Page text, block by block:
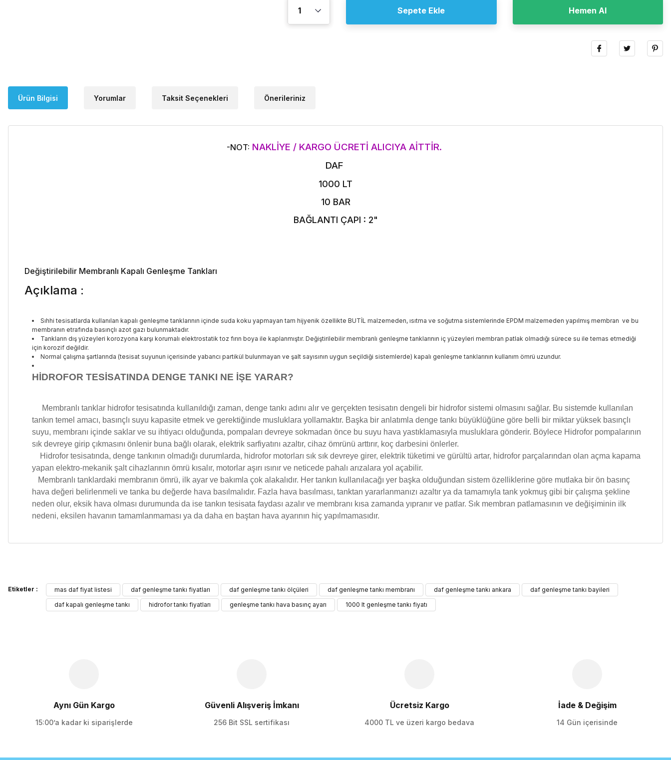
Sepete Ekle Hemen Al
Ürün Bilgisi Yorumlar Taksit Seçenekleri Önerileriniz
-NOT: NAKLİYE / KARGO ÜCRETİ ALICIYA AİTTİR.
DAF
1000 LT
10 BAR
BAĞLANTI ÇAPI : 2"
Değiştirilebilir Membranlı Kapalı Genleşme Tankları
Açıklama :
Sıhhi tesisatlarda kullanılan kapalı genleşme tanklarının içinde suda koku yapmayan tam hijyenik özellikte BUTİL malzemeden, ısıtma ve soğutma sistemlerinde EPDM malzemeden yapılmış membran ve bu
membranın etrafında basınçlı azot gazı bulunmaktadır.
Tankların dış yüzeyleri korozyona karşı korumalı elektrostatik toz fırın boya ile kaplanmıştır. Değiştirilebilir membranlı genleşme tanklarının iç yüzeyleri membran patlak olmadığı sürece su ile temas etmediği
için korozif değildir.
Normal çalışma şartlarında (tesisat suyunun içerisinde yabancı partikül bulunmayan ve şalt sayısının uygun seçildiği sistemlerde) kapalı genleşme tanklarının kullanım ömrü uzundur.
HİDROFOR TESİSATINDA DENGE TANKI NE İŞE YARAR?
Membranlı tanklar hidrofor tesisatında kullanıldığı zaman, denge tankı adını alır ve gerçekten tesisatın dengeli bir hidrofor sistemi olmasını sağlar. Bu sistemde kullanılan
tankın temel amacı, basınçlı suyu kapasite etmek ve gerektiğinde musluklara yollamaktır. Başka bir anlatımla denge tankı büyüklüğüne göre belli bir miktar yüksek basınçlı
suyu, membranı içinde saklar ve su ihtiyacı olduğunda, pompaları devreye sokmadan önce bu suyu hava yastıklamasıyla musluklara gönderir. Böylece Hidrofor pompalarının
sık devreye girip çıkmasını önlenir buna bağlı olarak, elektrik sarfiyatını azaltır, cihaz ömrünü arttırır, koç darbesini önlerler.
Hidrofor tesisatında, denge tankının olmadığı durumlarda, hidrofor motorları sık sık devreye girer, elektrik tüketimi ve gürültü artar, hidrofor parçalarından olan açma kapama
yapan elektro-mekanik şalt cihazlarının ömrü kısalır, motorlar aşırı ısınır ve neticede pahalı arızalara yol açabilir.
Membranlı tanklardaki membranın ömrü, ilk ayar ve bakımla çok alakalıdır. Her tankın kullanılacağı yer başka olduğundan sistem özelliklerine göre mutlaka bir ön basınç
hava değeri belirlenmeli ve tanka bu değerde hava basılmalıdır. Fazla hava basılması, tanktan yararlanmanızı azaltır ya da tamamıyla tank yokmuş gibi bir çalışma şekline
neden olur, eksik hava olması durumunda da ise tankın tesisata faydası azalır ve membranı kısa zamanda yıpranır ve patlar. Sık membran patlamasının ve değişiminin ilk
nedeni, eksilen havanın tamamlanmaması ya da daha en baştan hava ayarının hiç yapılmamasıdır.
Bu ürüne ilk yorumu siz yapın!
Görüş ve önerileriniz için teşekkür ederiz.
Etiketler : mas daf fiyat listesi daf genleşme tankı fiyatları daf genleşme tankı ölçüleri daf genleşme tankı membranı daf genleşme tankı ankara
daf genleşme tankı bayileri
daf kapalı genleşme tankı
hidrofor tankı fiyatları genleşme tankı hava basınç ayarı 1000 lt genleşme tankı fiyatı
Aynı Gün Kargo
15:00’a kadar ki siparişlerde
Güvenli Alışveriş İmkanı
256 Bit SSL sertifikası
Ücretsiz Kargo
4000 TL ve üzeri kargo bedava
İade & Değişim
14 Gün içerisinde